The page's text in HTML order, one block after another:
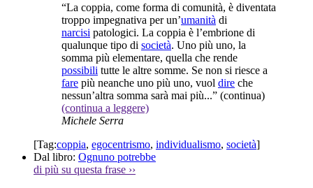
“La coppia, come forma di comunità, è diventata
troppo impegnativa per un’umanità di
narcisi patologici. La coppia è l’embrione di
qualunque tipo di società. Uno più uno, la
somma più elementare, quella che rende
possibili tutte le altre somme. Se non si riesce a
fare più neanche uno più uno, vuol dire che
nessun’altra somma sarà mai più...” (continua)
(continua a leggere)
Michele Serra
[Tag:coppia, egocentrismo, individualismo, società]
Dal libro: Ognuno potrebbe
di più su questa frase ››